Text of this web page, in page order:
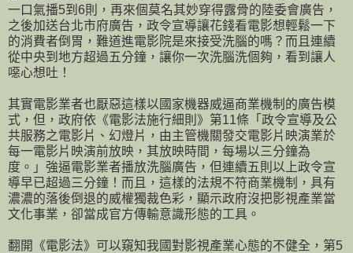
一口氣播5到6則，再來個莫名其妙穿得露骨的陸委會廣告，
之後加送台北市府廣告，政令宣導讓花錢看電影想輕鬆一下
的消費者倒胃，難道進電影院是來接受洗腦的嗎？而且連續
從中央到地方超過五分鐘，讓你一次洗腦洗個夠，看到讓人
噁心想吐！
其實電影業者也厭惡這樣以國家機器威逼商業機制的廣告模
式，但，政府依《電影法施行細則》第11條「政令宣導及公
共服務之電影片、幻燈片，由主管機關發交電影片映演業於
每一電影片映演前放映，其放映時間，每場以三分鐘為
度。」強逼電影業者播放洗腦廣告，但連續五則以上政令宣
導早已超過三分鐘！而且，這樣的法規不符商業機制，具有
濃濃的落後倒退的威權獨裁色彩，顯示政府沒把影視產業當
文化事業，卻當成官方傳輸意識形態的工具。
翻開《電影法》可以窺知我國對影視產業心態的不健全，第5